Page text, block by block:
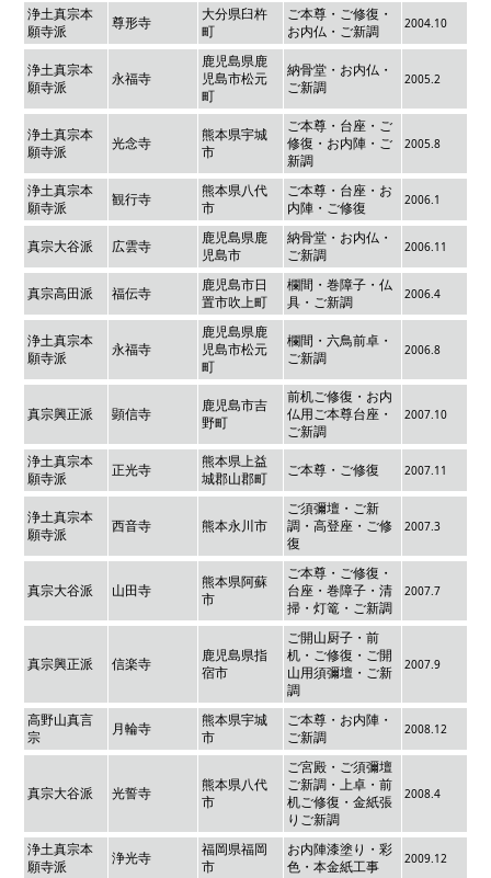
浄土真宗本
願寺派
尊形寺
大分県臼杵
町
ご本尊・ご修復・
お内仏・ご新調
2004.10
浄土真宗本
願寺派
永福寺
鹿児島県鹿
児島市松元
町
納骨堂・お内仏・
ご新調
2005.2
浄土真宗本
願寺派
光念寺
熊本県宇城
市
ご本尊・台座・ご
修復・お内陣・ご
新調
2005.8
浄土真宗本
願寺派
観行寺
熊本県八代
市
ご本尊・台座・お
内陣・ご修復
2006.1
真宗大谷派 広雲寺
鹿児島県鹿
児島市
納骨堂・お内仏・
ご新調
2006.11
真宗高田派 福伝寺
鹿児島市日
置市吹上町
欄間・巻障子・仏
具・ご新調
2006.4
浄土真宗本
願寺派
永福寺
鹿児島県鹿
児島市松元
町
欄間・六鳥前卓・
ご新調
2006.8
真宗興正派 顕信寺
鹿児島市吉
野町
前机ご修復・お内
仏用ご本尊台座・
ご新調
2007.10
浄土真宗本
願寺派
正光寺
熊本県上益
城郡山郡町
ご本尊・ご修復 2007.11
浄土真宗本
願寺派
西音寺 熊本永川市
ご須彌壇・ご新
調・高登座・ご修
復
2007.3
真宗大谷派 山田寺
熊本県阿蘇
市
ご本尊・ご修復・
台座・巻障子・清
掃・灯篭・ご新調
2007.7
真宗興正派 信楽寺
鹿児島県指
宿市
ご開山厨子・前
机・ご修復・ご開
山用須彌壇・ご新
調
2007.9
高野山真言
宗
月輪寺
熊本県宇城
市
ご本尊・お内陣・
ご新調
2008.12
真宗大谷派 光誓寺
熊本県八代
市
ご宮殿・ご須彌壇
ご新調・上卓・前
机ご修復・金紙張
りご新調
2008.4
浄土真宗本
願寺派
浄光寺
福岡県福岡
市
お内陣漆塗り・彩
色・本金紙工事
2009.12